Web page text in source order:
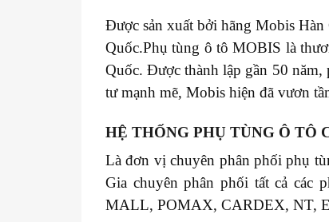
Được sản xuất bởi hãng Mobis
Quốc.Phụ tùng ô tô MOBIS là
Quốc. Được thành lập gần 50
tư mạnh mẽ, Mobis hiện đã vươn
HỆ THỐNG PHỤ TÙNG Ô
Là đơn vị chuyên phân phối phụ
Gia chuyên phân phối tất cả
MALL, POMAX, CARDEX, NT,